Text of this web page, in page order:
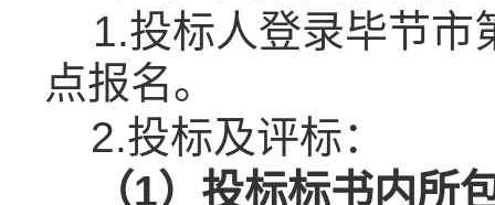
1.投标人登录毕节市
点报名。
2.投标及评标：
（1）投标标书内所